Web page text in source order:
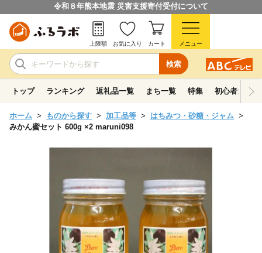
令和８年熊本地震 災害支援寄付受付について
検索
上限額 お気に入り カート メニュー
トップ ランキング 返礼品一覧 まち一覧 特集 初心者ガイド
ホーム ものから探す 加工品等
はちみつ・砂糖・ジャム
みかん蜜セット 600g ×2 maruni098